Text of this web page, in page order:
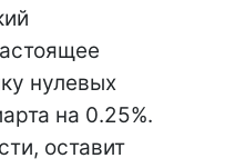
нулевых
на 0.25%.
оставит